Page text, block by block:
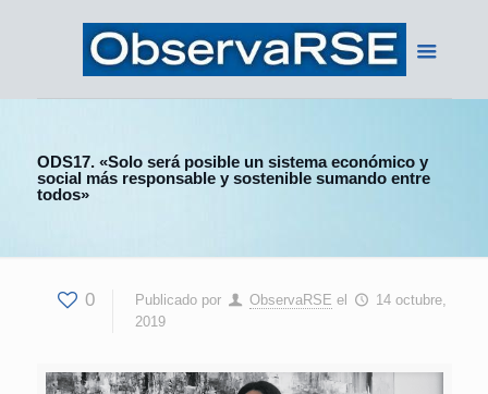
ODS17. «Solo será posible un sistema económico y
social más responsable y sostenible sumando entre
todos»
0 Publicado por ObservaRSE el
14 octubre,
2019